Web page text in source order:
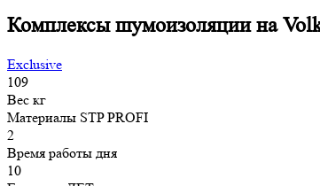
Комплексы шумоизоляции на
Exclusive
109
Вес кг
Материалы STP PROFI
2
Время работы дня
10